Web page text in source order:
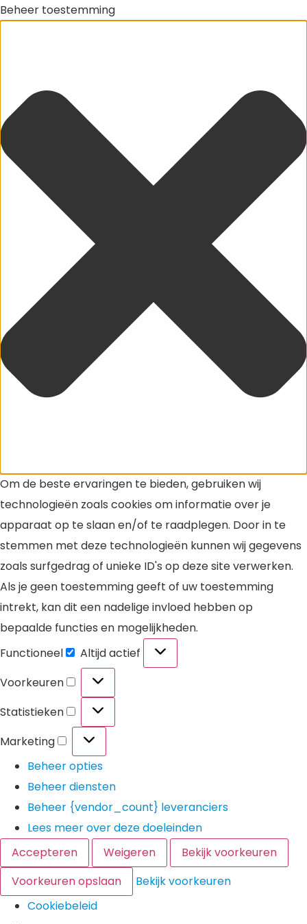
Beheer toestemming
Om de beste ervaringen te bieden, gebruiken wij
technologieën zoals cookies om informatie over je
apparaat op te slaan en/of te raadplegen. Door in te
stemmen met deze technologieën kunnen wij gegevens
zoals surfgedrag of unieke ID's op deze site verwerken.
Als je geen toestemming geeft of uw toestemming
intrekt, kan dit een nadelige invloed hebben op
bepaalde functies en mogelijkheden.
Functioneel
Altijd actief
Voorkeuren
Statistieken
Marketing
Beheer opties
Beheer diensten
Beheer {vendor_count} leveranciers
Lees meer over deze doeleinden
Accepteren
Weigeren
Bekijk voorkeuren
Voorkeuren opslaan
Bekijk voorkeuren
Cookiebeleid